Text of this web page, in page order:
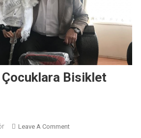
Çocuklara Bisiklet
Leave A CommentOn